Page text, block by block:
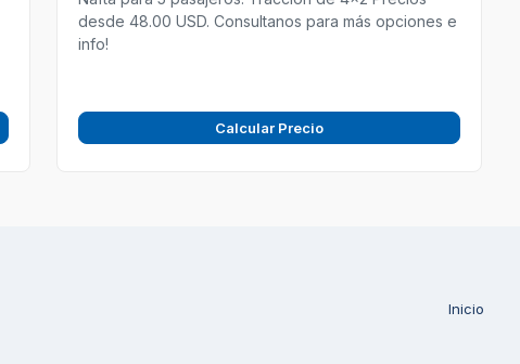
desde 48.00 USD. Consultanos para más opciones e
info!
Calcular Precio
Inicio